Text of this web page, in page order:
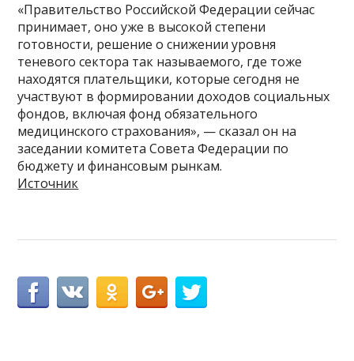
«Правительство Российской Федерации сейчас
принимает, оно уже в высокой степени
готовности, решение о снижении уровня
теневого сектора так называемого, где тоже
находятся плательщики, которые сегодня не
участвуют в формировании доходов социальных
фондов, включая фонд обязательного
медицинского страхования», — сказал он на
заседании комитета Совета Федерации по
бюджету и финансовым рынкам.
Источник